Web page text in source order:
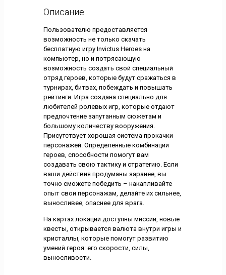
Описание
Пользователю предоставляется
возможность не только скачать
бесплатную игру Invictus Heroes на
компьютер, но и потрясающую
возможность создать свой специальный
отряд героев, которые будут сражаться в
турнирах, битвах, побеждать и повышать
рейтинги. Игра создана специально для
любителей ролевых игр, которые отдают
предпочтение запутанным сюжетам и
большому количеству вооружения.
Присутствует хорошая система прокачки
персонажей. Определенные комбинации
героев, способности помогут вам
создавать свою тактику и стратегию. Если
ваши действия продуманы заранее, вы
точно сможете победить – накапливайте
опыт свои персонажам, делайте их сильнее,
выносливее, опаснее для врага.
На картах локаций доступны миссии, новые
квесты, открывается валюта внутри игры и
кристаллы, которые помогут развитию
умений героя: его скорости, силы,
выносливости.